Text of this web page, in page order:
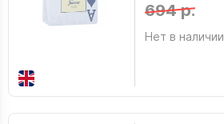
694 р.
Нет в наличии